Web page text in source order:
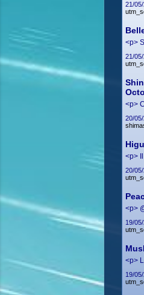
21/
<p>
21/
<p>
20/
<p>
20/
<p>
19/
<p>
19/